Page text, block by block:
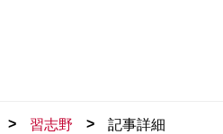
> 習志野 > 記事詳細